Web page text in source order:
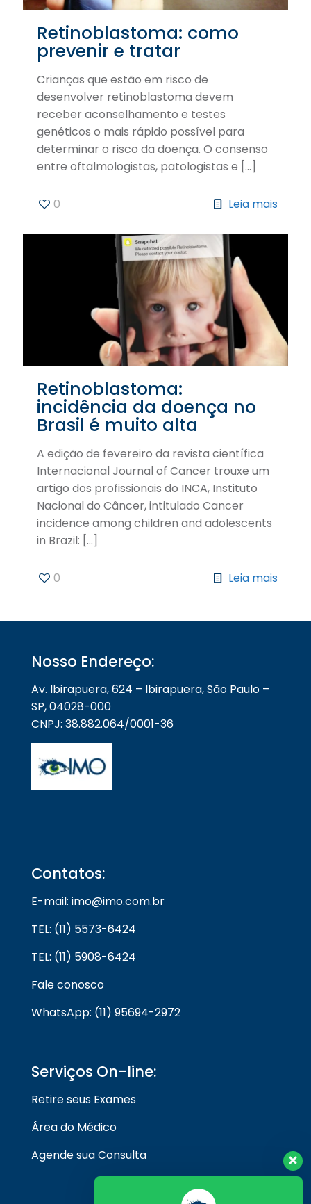
Retinoblastoma: como
prevenir e tratar
Crianças que estão em risco de
desenvolver retinoblastoma devem
receber aconselhamento e testes
genéticos o mais rápido possível para
determinar o risco da doença. O consenso
entre oftalmologistas, patologistas e […]
0 Leia mais
Retinoblastoma:
incidência da doença no
Brasil é muito alta
A edição de fevereiro da revista científica
Internacional Journal of Cancer trouxe um
artigo dos profissionais do INCA, Instituto
Nacional do Câncer, intitulado Cancer
incidence among children and adolescents
in Brazil: […]
0 Leia mais
Nosso Endereço:
Av. Ibirapuera, 624 – Ibirapuera, São Paulo –
SP, 04028-000
CNPJ: 38.882.064/0001-36
Contatos:
E-mail: imo@imo.com.br
TEL: (11) 5573-6424
TEL: (11) 5908-6424
Fale conosco
WhatsApp: (11) 95694-2972
Serviços On-line:
Retire seus Exames
Área do Médico
Agende sua Consulta